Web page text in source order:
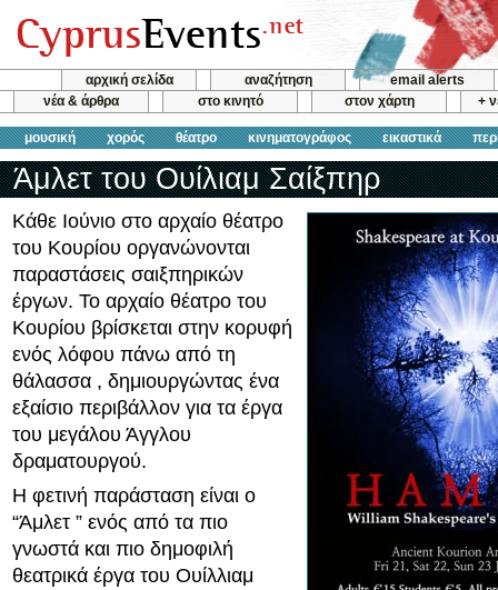
αρχική σελίδα αναζήτηση
email alerts
νέα & άρθρα
στο κινητό στον χάρτη +
μουσική χορός θέατρο κινηματογράφος εικαστικά
Άμλετ του Ουίλιαμ Σαίξπηρ
Κάθε Ιούνιο στο αρχαίο θέατρο
του Κουρίου οργανώνονται
παραστάσεις σαιξπηρικών
έργων. Το αρχαίο θέατρο του
Κουρίου βρίσκεται στην κορυφή
ενός λόφου πάνω από τη
θάλασσα , δημιουργώντας ένα
εξαίσιο περιβάλλον για τα έργα
του μεγάλου Άγγλου
δραματουργού.
Η φετινή παράσταση είναι ο
“Άμλετ ” ενός από τα πιο
γνωστά και πιο δημοφιλή
θεατρικά έργα του Ουίλλιαμ